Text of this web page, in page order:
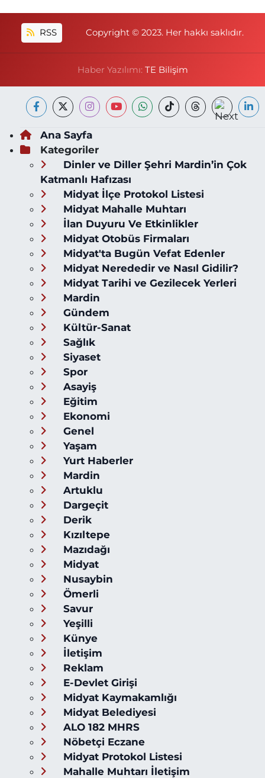
RSS Copyright © 2023. Her hakkı saklıdır.
Haber Yazılımı: TE Bilişim
Ana Sayfa
Kategoriler
Dinler ve Diller Şehri Mardin’in Çok
Katmanlı Hafızası
Midyat İlçe Protokol Listesi
Midyat Mahalle Muhtarı
İlan Duyuru Ve Etkinlikler
Midyat Otobüs Firmaları
Midyat'ta Bugün Vefat Edenler
Midyat Nerededir ve Nasıl Gidilir?
Midyat Tarihi ve Gezilecek Yerleri
Mardin
Gündem
Kültür-Sanat
Sağlık
Siyaset
Spor
Asayiş
Eğitim
Ekonomi
Genel
Yaşam
Yurt Haberler
Mardin
Artuklu
Dargeçit
Derik
Kızıltepe
Mazıdağı
Midyat
Nusaybin
Ömerli
Savur
Yeşilli
Künye
İletişim
Reklam
E-Devlet Girişi
Midyat Kaymakamlığı
Midyat Belediyesi
ALO 182 MHRS
Nöbetçi Eczane
Midyat Protokol Listesi
Mahalle Muhtarı İletişim